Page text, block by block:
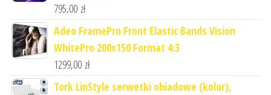
795,00 zł
Adeo FramePro Front Elastic Bands Vision
WhitePro 200x150 Format 4:3
1299,00 zł
Tork LinStyle serwetki obiadowe (kolor),